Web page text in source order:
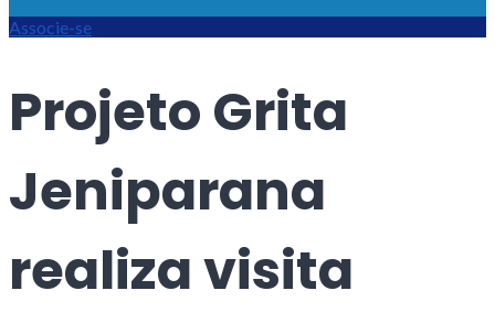
Associe-se
Projeto Grita
Jeniparana
realiza visita